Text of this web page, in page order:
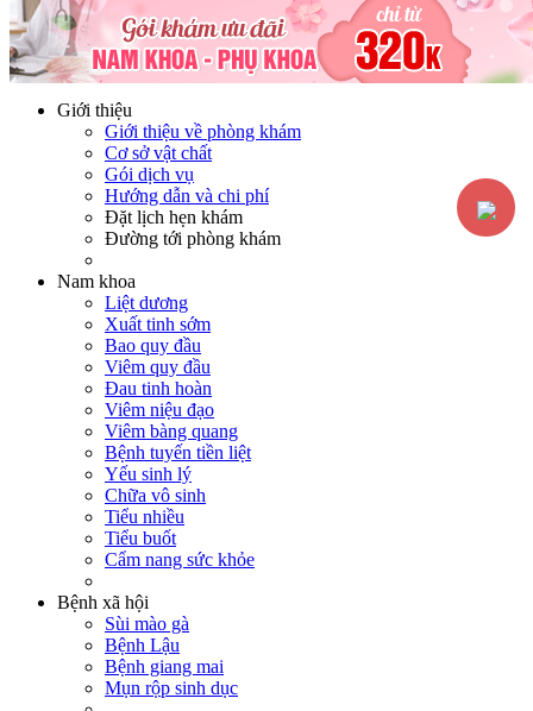
Hotline:0365116117Miễn phí tư vấn
Giới thiệu
Giới thiệu về phòng khám
Cơ sở vật chất
Gói dịch vụ
Hướng dẫn và chi phí
Đặt lịch hẹn khám
Đường tới phòng khám
Nam khoa
Liệt dương
Xuất tinh sớm
Bao quy đầu
Viêm quy đầu
Đau tinh hoàn
Viêm niệu đạo
Viêm bàng quang
Bệnh tuyến tiền liệt
Yếu sinh lý
Chữa vô sinh
Tiểu nhiều
Tiểu buốt
Cẩm nang sức khỏe
Bệnh xã hội
Sùi mào gà
Bệnh Lậu
Bệnh giang mai
Mụn rộp sinh dục